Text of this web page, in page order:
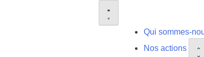
Qui sommes-
Nos actions